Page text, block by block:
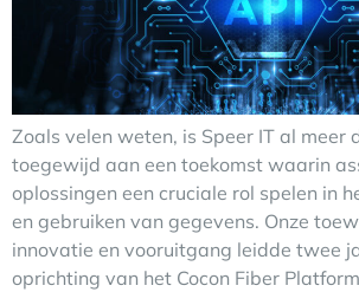
Zoals velen weten, is Speer IT al meer
toegewijd aan een toekomst waarin
oplossingen een cruciale rol spelen in
en gebruiken van gegevens. Onze
innovatie en vooruitgang leidde twee
oprichting van het Cocon Fiber